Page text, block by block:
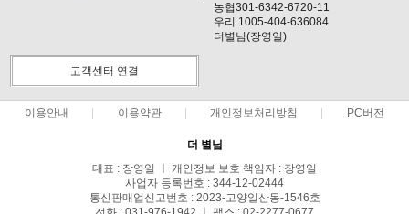
농협301-6342-6720-11
우리 1005-404-636084
더별님(장영일)
고객센터 연결
이용안내 이용약관 개인정보처리방침 PC버전
더 별님
대표 : 장영일 ㅣ 개인정보 보호 책임자 : 장영일
사업자 등록번호 : 344-12-02444
통신판매업신고번호 : 2023-고양일산동-1546호